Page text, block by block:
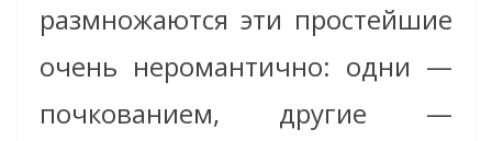
размножаются эти простейшие
очень неромантично: одни —
почкованием, другие —